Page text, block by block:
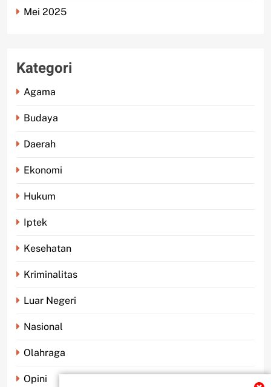
Mei 2025
Kategori
Agama
Budaya
Daerah
Ekonomi
Hukum
Iptek
Kesehatan
Kriminalitas
Luar Negeri
Nasional
Olahraga
Opini